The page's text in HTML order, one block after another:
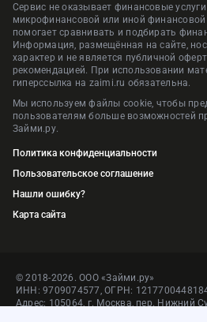
Сервис не оказывает финансовые
микрофинансовой или иной финансовой
помогает сравнивать и подбирать
Информация, размещённая на сайте,
характер и не является публичной
рекомендацией. При использовании
гиперссылка на zaimi.ru обязательна.
Мы используем файлы cookie, чтобы
пользователям больше возможностей
Займи.ру.
Политика конфиденциальности
Пользовательское соглашение
Нашли ошибку?
Карта сайта
© 2018-2026. ООО «Займи.ру»
ИНН: 9709074577, ОГРН:
Адрес: 105064, г. Москва, пер. Нижний